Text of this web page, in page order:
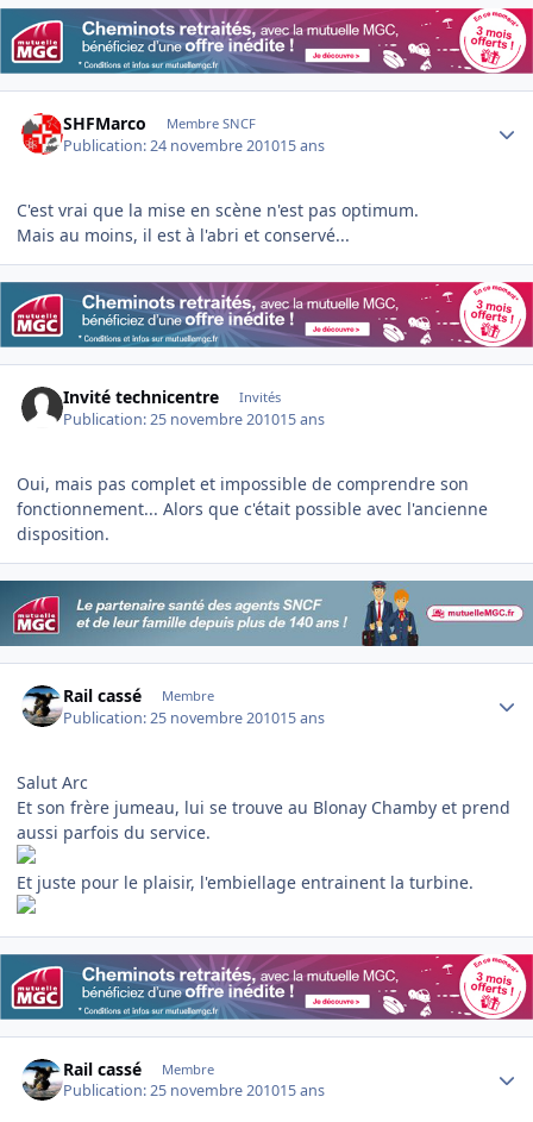
SHFMarco Membre SNCF
Publication:24 novembre 201015 ans
C'est vrai que la mise en scène n'est pas optimum.
Mais au moins, il est à l'abri et conservé...
Invité technicentre Invités
Publication:25 novembre 201015 ans
Oui, mais pas complet et impossible de comprendre son
fonctionnement... Alors que c'était possible avec l'ancienne
disposition.
Rail cassé Membre
Publication:25 novembre 201015 ans
Salut Arc
Et son frère jumeau, lui se trouve au Blonay Chamby et prend
aussi parfois du service.
Et juste pour le plaisir, l'embiellage entrainent la turbine.
Rail cassé Membre
Publication:25 novembre 201015 ans